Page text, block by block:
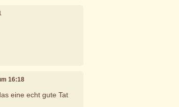
16:18
eine echt gute Tat